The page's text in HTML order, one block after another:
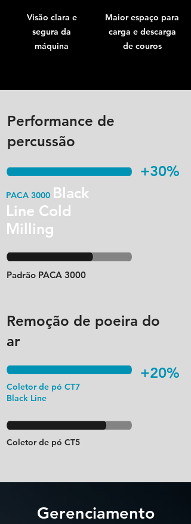
Visão clara e
segura da
máquina
Maior espaço para
carga e descarga
de couros
Gerenciamento
Performance de
percussão
+30%
PACA 3000 Black
Line Cold
Milling
Padrão PACA 3000
Remoção de poeira do
ar
+20%
Coletor de pó CT7
Black Line
Coletor de pó CT5